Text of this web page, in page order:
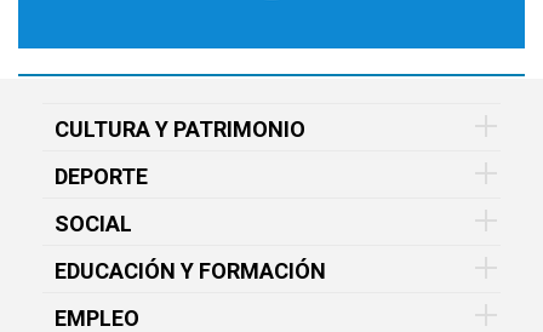
CULTURA Y PATRIMONIO
DEPORTE
SOCIAL
EDUCACIÓN Y FORMACIÓN
EMPLEO